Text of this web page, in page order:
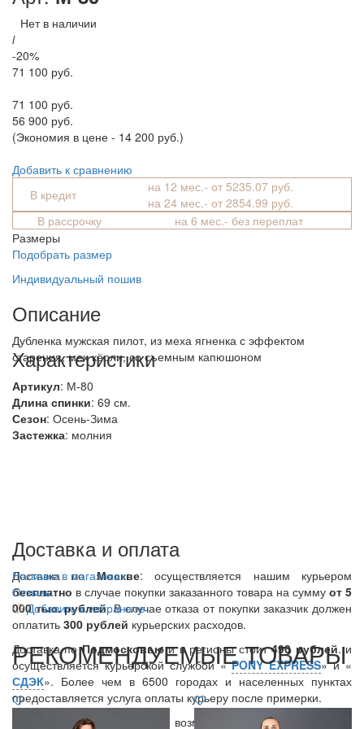
Нет в наличии
i
-20%
71 100 руб.
71 100 руб.
56 900 руб.
(Экономия в цене - 14 200 руб.)
Добавить к сравнению
В кредит
на 12 мес.- от 5235.07 руб.
на 24 мес.- от 2854.99 руб.
В рассрочку
на 6 мес.- без переплат
Размеры
Подобрать размер
Индивидуальный пошив
Описание
Дубленка мужская пилот, из меха ягненка с эффектом
старения, мех кёрли, со съемным капюшоном
Характеристики
Артикул: М-80
Длина спинки: 69 см.
Сезон: Осень-Зима
Застежка: молния
Доставка и оплата
Доставка поМоскве: осуществляется нашим курьером
бесплатно в случае покупки заказанного товара на сумму от 5
000 тыс. рублей. В случае отказа от покупки заказчик должен
оплатить 300 рублей курьерских расходов.
Доставка поПодмосковьюи в регионы стоит490 рублей. и
осуществляется курьерской службой «PONY EXPRESS» и «
СДЭК». Более чем в 6500 городах и населенных пунктах
предоставляется услуга оплаты курьеру после примерки.
Вы также можете уточнить возможность данной услуги у
Наличие в магазинах
Отзывы
Добавить в избранное
РЕКОМЕНДУЕМЫЕ ТОВАРЫ